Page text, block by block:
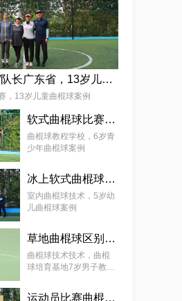
麦少颜
曲棍球运动员/队长广东省，13岁儿童曲棍球案例
，13岁儿童曲棍球案例
软式曲棍球比赛技巧，6岁青少年曲棍球教程案例
曲棍球教程学校，6岁青
少年曲棍球案例
冰上软式曲棍球，曲棍球教育基地5岁女孩教程案例
室内曲棍球技术，5岁幼
儿曲棍球案例
草地曲棍球区别，7岁幼儿曲棍球教学案例
曲棍球技术技术，曲棍
球培育基地7岁男子教学
运动员比赛曲棍球，9岁幼儿曲棍球案例